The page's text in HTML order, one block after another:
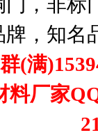
牌，知名
(满
料厂家